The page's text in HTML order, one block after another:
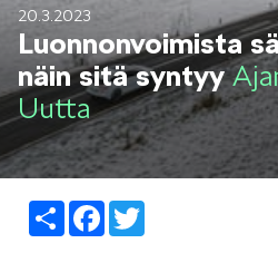
20.3.2023
Luonnonvoimista
näin sitä syntyy
Uutta
ShareFacebook